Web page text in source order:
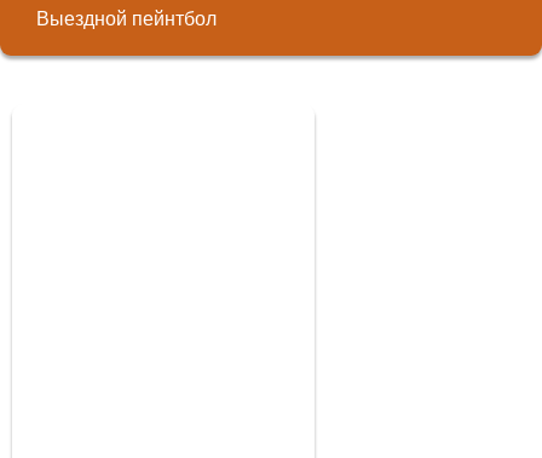
Выездной пейнтбол